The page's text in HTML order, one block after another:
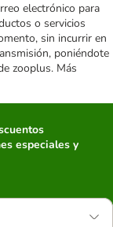
electrónico para
o servicios
sin incurrir en
poniéndote
zooplus. Más
especiales y